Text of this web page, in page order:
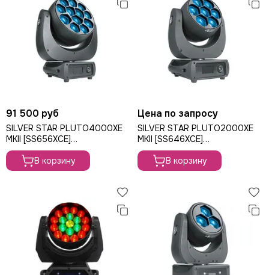
ЯRILO Pro
PROCAST Cable
CVGAUDIO
СТРОЙЦИРК
91 500 руб
SILVER STAR PLUTO4000XE
MKII [SS656XCE]
вращающаяся голова Wash,
480ВтВ корзину
Цена по запросу
SILVER STAR PLUTO2000XE
MKII [SS646XCE]
вращающаяся голова Wash,
280ВтВ корзину